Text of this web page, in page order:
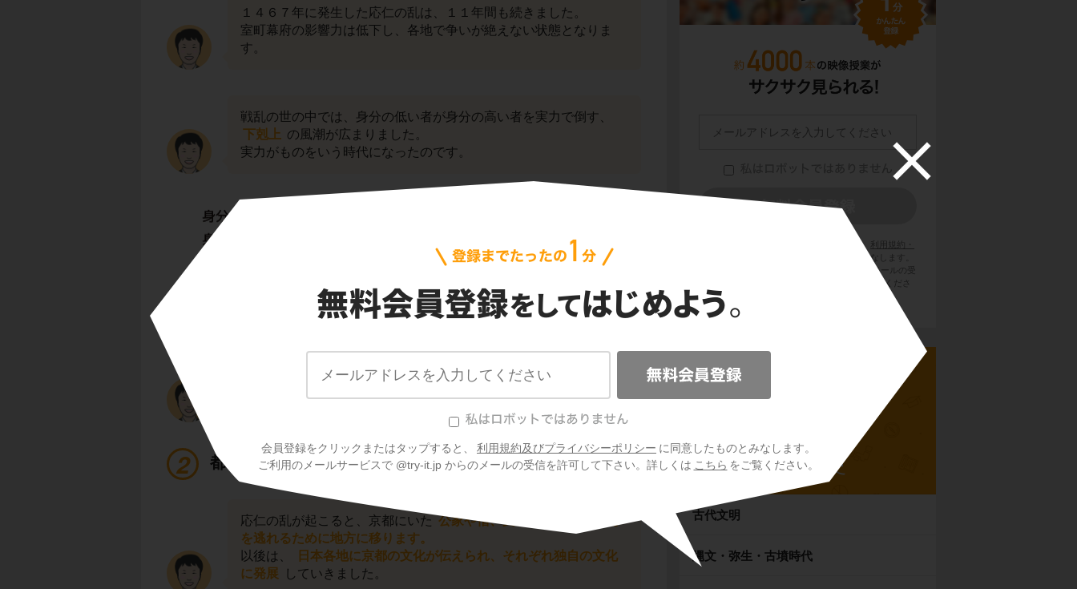
会員登録をクリックまたはタップすると、 利用規約及びプライバシーポリシー に同意したものとみなします。
ご利用のメールサービスで @try-it.jp からのメールの受信を許可して下さい。詳しくは こちら をご覧ください。
１４６７年に発生した応仁の乱は、１１年間も続きました。
室町幕府の影響力は低下し、各地で争いが絶えない状態となりま
す。
戦乱の世の中では、身分の低い者が身分の高い者を実力で倒す、
下剋上 の風潮が広まりました。
実力がものをいう時代になったのです。
なかには、そもそも守護として任命されたわけでもなく、
実力だけで成り上がり、地域を支配する人物
が登場します。
彼らのことを戦国大名と呼ぶのです。
都の文化が地方へ伝わる
応仁の乱が起こると、京都にいた 公家や僧、文化人たちが、戦乱
を逃れるために地方に移ります。
以後は、
日本各地に京都の文化が伝えられ、それぞれ独自の文化
に発展
していきました。
会員登録をクリックまたはタップすると、
利用規約・
に同意したものとみなします。
ご利用のメールサービスで @try-it.jp からのメールの受
をご覧くださ
中学歴史
古代文明
縄文・弥生・古墳時代